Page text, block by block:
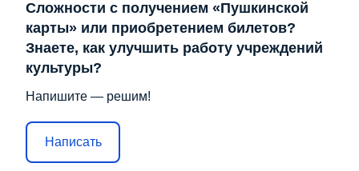
Сложности с получением «Пушкинской
карты» или приобретением билетов?
Знаете, как улучшить работу учреждений
культуры?
Напишите — решим!
Написать